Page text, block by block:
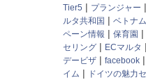
Tier5 | プランジャー |
ルタ共和国 | ベトナム
ペーン情報 | 保育園 |
セリング | ECマルタ |
デービザ | facebook |
イム | ドイツの魅力